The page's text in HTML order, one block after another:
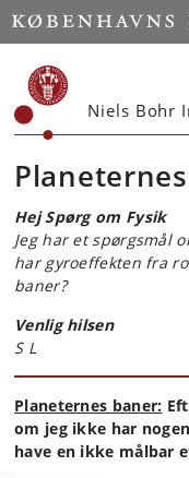
Start
Niels Bohr
Hej Spørg om Fysik
Jeg har et spørgsmål
har gyroeffekten fra
baner?
Venlig hilsen
S L
Planeternes baner:
om jeg ikke har
have en ikke målbar